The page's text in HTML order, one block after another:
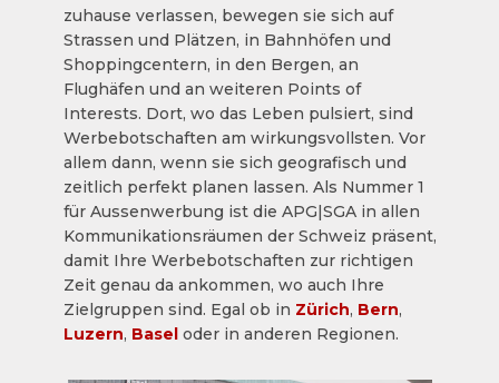
zuhause verlassen, bewegen sie sich auf
Strassen und Plätzen, in Bahnhöfen und
Shoppingcentern, in den Bergen, an
Flughäfen und an weiteren Points of
Interests. Dort, wo das Leben pulsiert, sind
Werbebotschaften am wirkungsvollsten. Vor
allem dann, wenn sie sich geografisch und
zeitlich perfekt planen lassen. Als Nummer 1
für Aussenwerbung ist die APG|SGA in allen
Kommunikationsräumen der Schweiz präsent,
damit Ihre Werbebotschaften zur richtigen
Zeit genau da ankommen, wo auch Ihre
Zielgruppen sind. Egal ob in Zürich, Bern,
Luzern, Baseloder in anderen Regionen.